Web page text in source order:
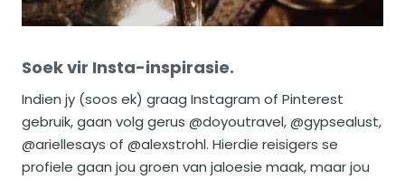
Soek vir Insta-inspirasie.
Indien jy (soos ek) graag Instagram of Pinterest
gebruik, gaan volg gerus @doyoutravel, @gypsealust,
@ariellesays of @alexstrohl. Hierdie reisigers se
profiele gaan jou groen van jaloesie maak, maar jou